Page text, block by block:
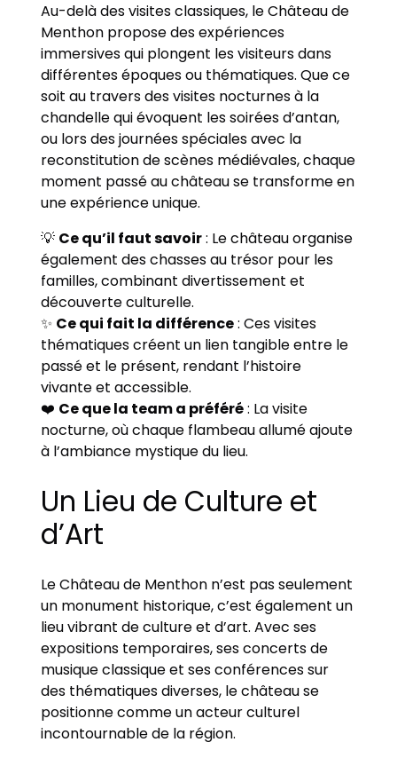
Au-delà des visites classiques, le Château de
Menthon propose des expériences
immersives qui plongent les visiteurs dans
différentes époques ou thématiques. Que ce
soit au travers des visites nocturnes à la
chandelle qui évoquent les soirées d’antan,
ou lors des journées spéciales avec la
reconstitution de scènes médiévales, chaque
moment passé au château se transforme en
une expérience unique.
💡 Ce qu’il faut savoir: Le château organise
également des chasses au trésor pour les
familles, combinant divertissement et
découverte culturelle.
✨ Ce qui fait la différence: Ces visites
thématiques créent un lien tangible entre le
passé et le présent, rendant l’histoire
vivante et accessible.
❤️ Ce que la team a préféré: La visite
nocturne, où chaque flambeau allumé ajoute
à l’ambiance mystique du lieu.
Un Lieu de Culture et
d’Art
Le Château de Menthon n’est pas seulement
un monument historique, c’est également un
lieu vibrant de culture et d’art. Avec ses
expositions temporaires, ses concerts de
musique classique et ses conférences sur
des thématiques diverses, le château se
positionne comme un acteur culturel
incontournable de la région.